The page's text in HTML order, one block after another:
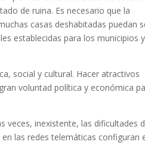
de ruina. Es necesario que la
casas deshabitadas puedan
establecidas para los municipios y
social y cultural. Hacer atractivos
voluntad política y económica
veces, inexistente, las dificultades
las redes telemáticas configuran